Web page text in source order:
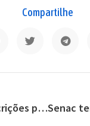
Compartilhe
Itaú abre Inscrições para o Programa Trainee 2025